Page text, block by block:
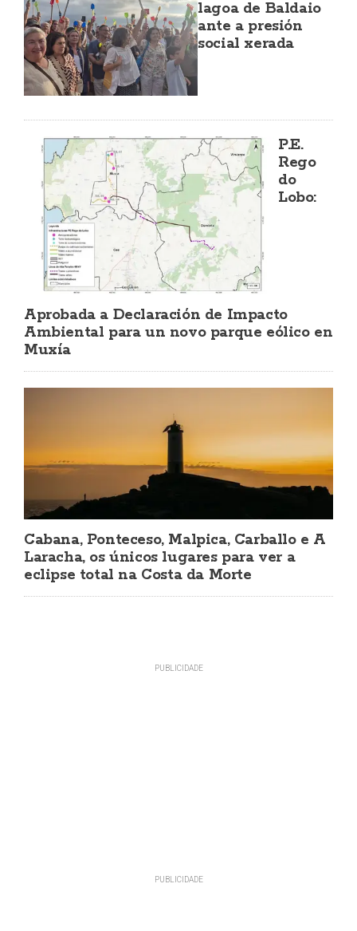
lagoa de Baldaio
ante a presión
social xerada
P.E.
Rego
do
Lobo:
Aprobada a Declaración de Impacto
Ambiental para un novo parque eólico en
Muxía
Cabana, Ponteceso, Malpica, Carballo e A
Laracha, os únicos lugares para ver a
eclipse total na Costa da Morte